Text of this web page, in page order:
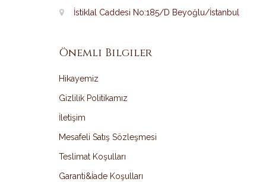
İstiklal Caddesi No:185/D Beyoğlu/İstanbul
Önemli Bilgiler
Hikayemiz
Gizlilik Politikamız
İletişim
Mesafeli Satış Sözleşmesi
Teslimat Koşulları
Garanti&İade Koşulları